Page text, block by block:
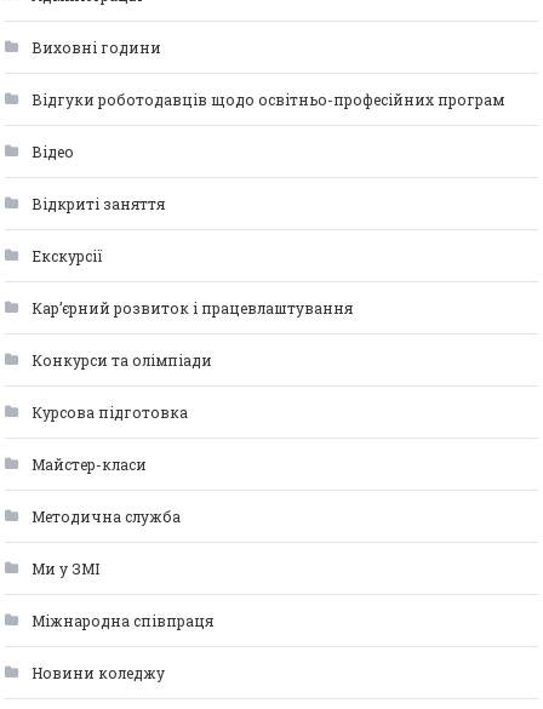
Виховні години
Відгуки роботодавців щодо освітньо-професійних програм
Відео
Відкриті заняття
Екскурсії
Кар’єрний розвиток і працевлаштування
Конкурси та олімпіади
Курсова підготовка
Майстер-класи
Методична служба
Ми у ЗМІ
Міжнародна співпраця
Новини коледжу